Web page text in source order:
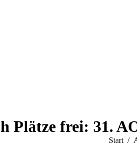
Plätze frei: 31.
Sie
Start